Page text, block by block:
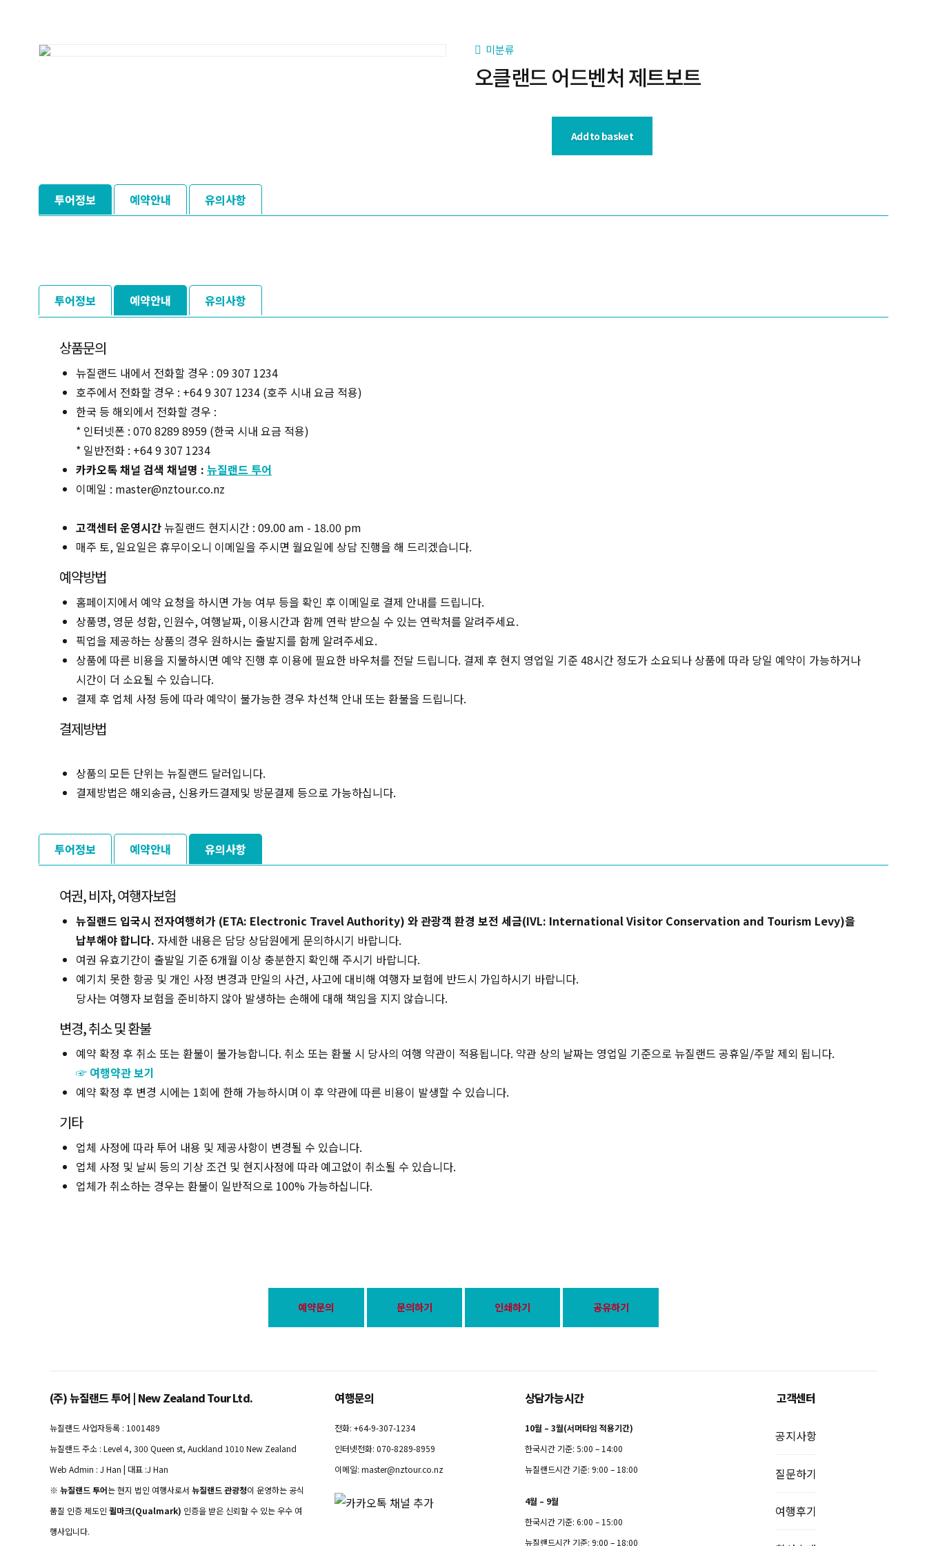
미분류
오클랜드 어드벤처 제트보트
Add to basket
투어정보 예약안내 유의사항
투어정보 예약안내 유의사항
상품문의
뉴질랜드 내에서 전화할 경우 : 09 307 1234
호주에서 전화할 경우 : +64 9 307 1234 (호주 시내 요금 적용)
한국 등 해외에서 전화할 경우 :
* 인터넷폰 : 070 8289 8959 (한국 시내 요금 적용)
* 일반전화 : +64 9 307 1234
카카오톡 채널 검색 채널명 : 뉴질랜드 투어
이메일 : master@nztour.co.nz
고객센터 운영시간뉴질랜드 현지시간 : 09.00 am - 18.00 pm
매주 토, 일요일은 휴무이오니 이메일을 주시면 월요일에 상담 진행을 해 드리겠습니다.
예약방법
홈페이지에서 예약 요청을 하시면 가능 여부 등을 확인 후 이메일로 결제 안내를 드립니다.
상품명, 영문 성함, 인원수, 여행날짜, 이용시간과 함께 연락 받으실 수 있는 연락처를 알려주세요.
픽업을 제공하는 상품의 경우 원하시는 출발지를 함께 알려주세요.
상품에 따른 비용을 지불하시면 예약 진행 후 이용에 필요한 바우처를 전달 드립니다. 결제 후 현지 영업일 기준 48시간 정도가 소요되나 상품에 따라 당일 예약이 가능하거나
시간이 더 소요될 수 있습니다.
결제 후 업체 사정 등에 따라 예약이 불가능한 경우 차선책 안내 또는 환불을 드립니다.
결제방법
상품의 모든 단위는 뉴질랜드 달러입니다.
결제방법은 해외송금, 신용카드결제및 방문결제 등으로 가능하십니다.
투어정보 예약안내 유의사항
여권, 비자, 여행자보험
뉴질랜드 입국시 전자여행허가 (ETA: Electronic Travel Authority) 와 관광객 환경 보전 세금(IVL: International Visitor Conservation and Tourism Levy)을
납부해야 합니다. 자세한 내용은 담당 상담원에게 문의하시기 바랍니다.
여권 유효기간이 출발일 기준 6개월 이상 충분한지 확인해 주시기 바랍니다.
예기치 못한 항공 및 개인 사정 변경과 만일의 사건, 사고에 대비해 여행자 보험에 반드시 가입하시기 바랍니다.
당사는 여행자 보험을 준비하지 않아 발생하는 손해에 대해 책임을 지지 않습니다.
변경, 취소 및 환불
예약 확정 후 취소 또는 환불이 불가능합니다. 취소 또는 환불 시 당사의 여행 약관이 적용됩니다. 약관 상의 날짜는 영업일 기준으로 뉴질랜드 공휴일/주말 제외 됩니다.
☞ 여행약관 보기
예약 확정 후 변경 시에는 1회에 한해 가능하시며 이 후 약관에 따른 비용이 발생할 수 있습니다.
기타
업체 사정에 따라 투어 내용 및 제공사항이 변경될 수 있습니다.
업체 사정 및 날씨 등의 기상 조건 및 현지사정에 따라 예고없이 취소될 수 있습니다.
업체가 취소하는 경우는 환불이 일반적으로 100% 가능하십니다.
예약문의 문의하기 인쇄하기 공유하기
(주) 뉴질랜드 투어 | New Zealand Tour Ltd.
뉴질랜드 사업자등록 : 1001489
뉴질랜드 주소 : Level 4, 300 Queen st, Auckland 1010 New Zealand
Web Admin : J Han | 대표 :J Han
※ 뉴질랜드 투어는 현지 법인 여행사로서 뉴질랜드 관광청이 운영하는 공식
품질 인증 제도인 퀼마크(Qualmark) 인증을 받은 신뢰할 수 있는 우수 여
행사입니다.
여행문의
전화: +64-9-307-1234
인터넷전화: 070-8289-8959
이메일:master@nztour.co.nz
상담가능시간
10월 – 3월(서머타임 적용기간)
한국시간 기준: 5:00 – 14:00
뉴질랜드시간 기준: 9:00 – 18:00
4월 – 9월
한국시간 기준: 6:00 – 15:00
뉴질랜드시간 기준: 9:00 – 18:00
고객센터
공지사항
질문하기
여행후기